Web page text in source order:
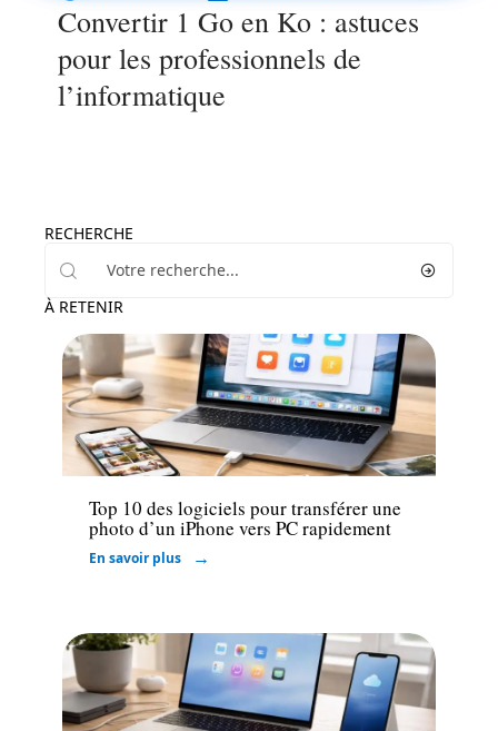
Convertir 1 Go en Ko : astuces
pour les professionnels de
l’informatique
RECHERCHE
À RETENIR
Bureautique
Top 10 des logiciels pour transférer une
photo d’un iPhone vers PC rapidement
En savoir plus